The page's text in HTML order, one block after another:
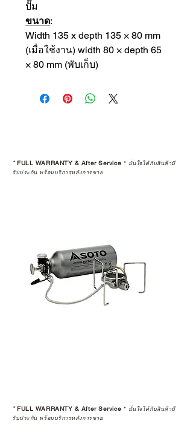
ปั๊ม
ขนาด:
Width 135 x depth 135 × 80 mm
(เมื่อใช้งาน) width 80 × depth 65
× 80 mm (พับเก็บ)
*FULL WARRANTY & After Service * มั่นใจได้กับสินค้ามี
รับประกัน พร้อมบริการหลังการขาย
*FULL WARRANTY & After Service * มั่นใจได้กับสินค้ามี
รับประกัน พร้อมบริการหลังการขาย